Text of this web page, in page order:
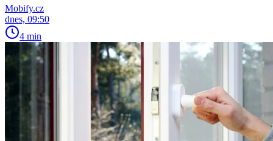
Mobify.cz
dnes, 09:50
4 min